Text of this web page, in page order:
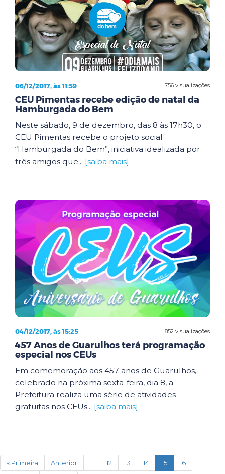
756 visualizações
06/12/2017, às 11:59
CEU Pimentas recebe edição de natal da
Hamburgada do Bem
Neste sábado, 9 de dezembro, das 8 às 17h30, o
CEU Pimentas recebe o projeto social
“Hamburgada do Bem”, iniciativa idealizada por
três amigos que... [saiba mais]
852 visualizações
04/12/2017, às 15:25
457 Anos de Guarulhos terá programação
especial nos CEUs
Em comemoração aos 457 anos de Guarulhos,
celebrado na próxima sexta-feira, dia 8, a
Prefeitura realiza uma série de atividades
gratuitas nos CEUs... [saiba mais]
« Primeira Anterior 11 12 13 14 15(current)
16